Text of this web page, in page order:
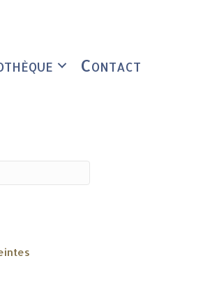
Contact